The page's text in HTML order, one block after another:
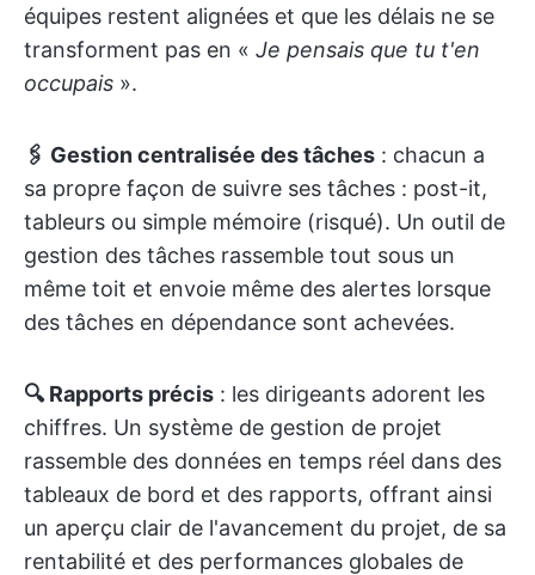
équipes restent alignées et que les délais ne se
transforment pas en « Je pensais que tu t'en
occupais ».
🖇️ Gestion centralisée des tâches : chacun a
sa propre façon de suivre ses tâches : post-it,
tableurs ou simple mémoire (risqué). Un outil de
gestion des tâches rassemble tout sous un
même toit et envoie même des alertes lorsque
des tâches en dépendance sont achevées.
🔍 Rapports précis : les dirigeants adorent les
chiffres. Un système de gestion de projet
rassemble des données en temps réel dans des
tableaux de bord et des rapports, offrant ainsi
un aperçu clair de l'avancement du projet, de sa
rentabilité et des performances globales de